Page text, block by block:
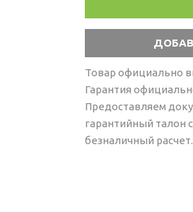
Товар официально
Гарантия
Предоставляем
гарантийный талон
безналичный расчет.